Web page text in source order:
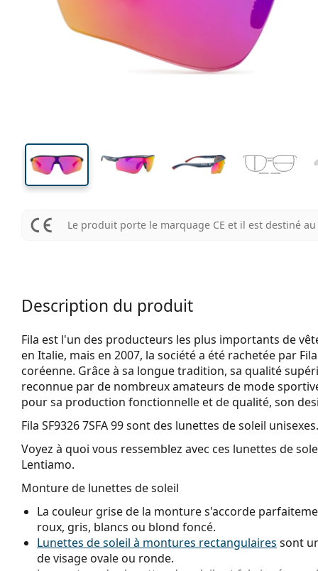
Largeur des verres Largeur des verres
Le produit porte le marquage CE et il est destiné
Description du produit
Fila est l'un des producteurs les plus importants de
en Italie, mais en 2007, la société a été rachetée par
coréenne. Grâce à sa longue tradition, sa qualité
reconnue par de nombreux amateurs de mode
pour sa production fonctionnelle et de qualité, son
Fila SF9326 7SFA 99sont des lunettes de soleil unisexes.
Voyez à quoi vous ressemblez avec ces lunettes de
Lentiamo.
Monture de lunettes de soleil
La couleur grise de la monture s'accorde
roux, gris, blancs ou blond foncé.
Lunettes de soleil à montures rectangulaires sont
de visage ovale ou ronde.